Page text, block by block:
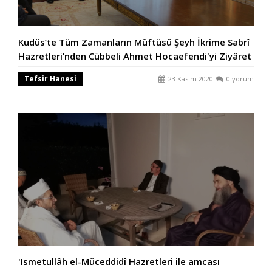
Kudüs’te Tüm Zamanların Müftüsü Şeyh İkrime Sabrî
Hazretleri’nden Cübbeli Ahmet Hocaefendi'yi Ziyâret
Tefsir Hanesi 23 Kasım 2020 0 yorum
'Ismetullâh el-Müceddidî Hazretleri ile amcası